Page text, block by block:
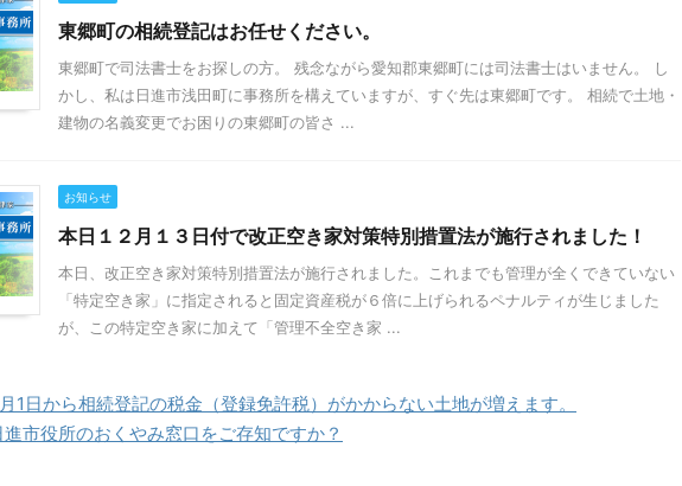
東郷町の相続登記はお任せください。
東郷町で司法書士をお探しの方。 残念ながら愛知郡東郷町には司法書士はいません。 し
かし、私は日進市浅田町に事務所を構えていますが、すぐ先は東郷町です。 相続で土地・
建物の名義変更でお困りの東郷町の皆さ ...
お知らせ
本日１２月１３日付で改正空き家対策特別措置法が施行されました！
本日、改正空き家対策特別措置法が施行されました。これまでも管理が全くできていない
「特定空き家」に指定されると固定資産税が６倍に上げられるペナルティが生じました
が、この特定空き家に加えて「管理不全空き家 ...
1日から相続登記の税金（登録免許税）がかからない土地が増えます。
進市役所のおくやみ窓口をご存知ですか？